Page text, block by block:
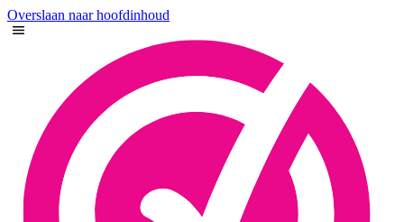
Overslaan naar hoofdinhoud